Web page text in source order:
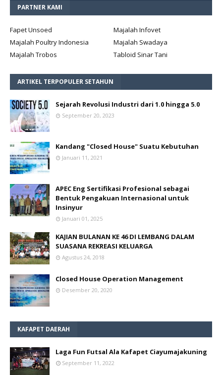
PARTNER KAMI
Fapet Unsoed
Majalah Infovet
Majalah Poultry Indonesia
Majalah Swadaya
Majalah Trobos
Tabloid Sinar Tani
ARTIKEL TERPOPULER SETAHUN
Sejarah Revolusi Industri dari 1.0 hingga 5.0
September 20, 2023
Kandang "Closed House" Suatu Kebutuhan
Januari 11, 2021
APEC Eng Sertifikasi Profesional sebagai
Bentuk Pengakuan Internasional untuk
Insinyur
Januari 01, 2025
KAJIAN BULANAN KE 46 DI LEMBANG DALAM
SUASANA REKREASI KELUARGA
Agustus 24, 2018
Closed House Operation Management
Desember 20, 2020
KAFAPET DAERAH
Laga Fun Futsal Ala Kafapet Ciayumajakuning
September 11, 2022